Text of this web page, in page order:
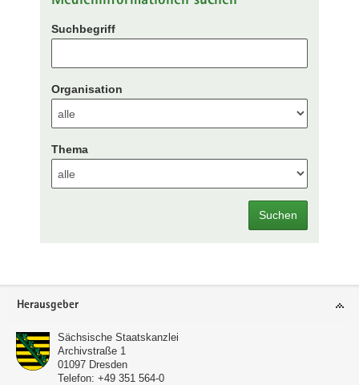
Suchbegriff
Organisation
Thema
Suchen
Footer-
Herausgeber
Sächsische Staatskanzlei
Archivstraße 1
01097 Dresden
Telefon: +49 351 564-0